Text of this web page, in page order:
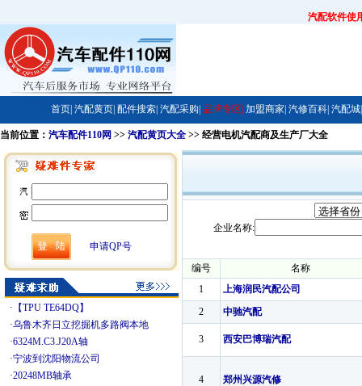
汽配软件使
首页| 汽配黄页| 配件搜索| 汽配采购| 品牌专区| 加盟商家| 汽修百科| 汽配城|
当前位置： 汽车配件110网 >> 汽配黄页大全 >> 经营电机汽配商及生产厂大全
申请QP号
· 【TPU TE64DQ】
·乌鲁木齐日立挖掘机多路阀本地
·6324M.C3.J20A轴
·宁波到沈阳物流公司
·20248MB轴承
企业名称:
编号
名称
1
上海润民汽配公司
2
中驰汽配
3 西安巴博瑞汽配
4 郑州兴源汽修